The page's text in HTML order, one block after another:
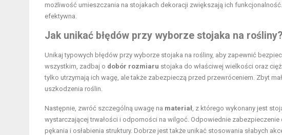
możliwość umieszczania na stojakach dekoracji zwiększają ich
efektywna.
Jak unikać błędów przy wyborze stojaka na rośliny?
Unikaj typowych błędów przy wyborze stojaka na rośliny, aby zapewnić
wszystkim, zadbaj o dobór rozmiaru stojaka do właściwej wielkości oraz
tylko utrzymają ich wagę, ale także zabezpieczą przed przewróceniem. Zbyt
uszkodzenia roślin.
Następnie, zwróć szczególną uwagę na materiał , z którego wykonany jest
wystarczającej trwałości i odporności na wilgoć. Odpowiednie
pękania i osłabienia struktury. Dobrze jest także unikać stosowania słabych